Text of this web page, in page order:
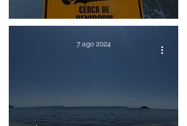
7 ago 2024